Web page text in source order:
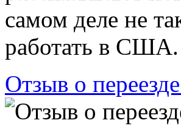
самом деле не
работать в
Отзыв о